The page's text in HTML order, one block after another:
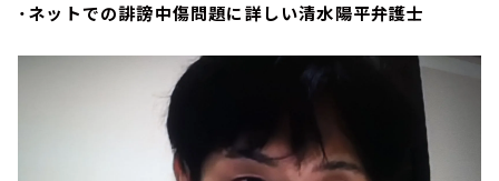
・ネットでの誹謗中傷問題に詳しい清水陽平弁護士